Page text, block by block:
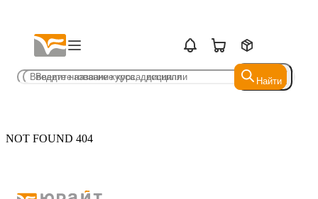
Найти
Найти
NOT FOUND 404